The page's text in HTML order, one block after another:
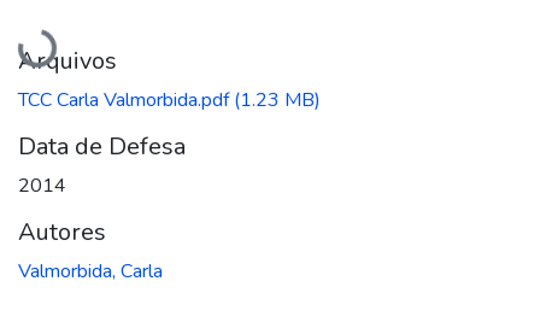
Carregando...
Arquivos
TCC Carla Valmorbida.pdf(1.23 MB)
Data de Defesa
2014
Autores
Valmorbida, Carla